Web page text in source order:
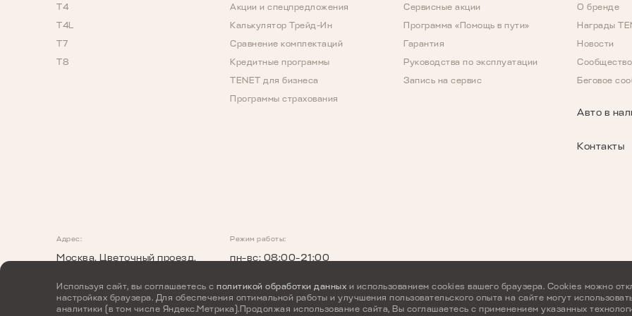
T4
T4L
T7
T8
Акции и спецпредложения
Калькулятор Трейд-Ин
Сравнение комплектаций
Кредитные программы
TENET для бизнеса
Программы страхования
Сервисные акции
Программа «Помощь в пути»
Гарантия
Руководства по эксплуатации
Запись на сервис
О бренде
Награды
Новости
Беговое
Авто в
Контакты
Адрес:
Москва, Цветочный проезд,
Режим работы:
пн-вс: 08:00-21:00
A8 Скоро в продаже
Используя сайт, вы соглашаетесь с политикой обработки данных и использованием cookies вашего браузера. Cookies можно
настройках браузера. Для обеспечения оптимальной работы и улучшения пользовательского опыта на сайте могут
аналитики (в том числе Яндекс.Метрика).Продолжая использование сайта, Вы соглашаетесь с применением указанных